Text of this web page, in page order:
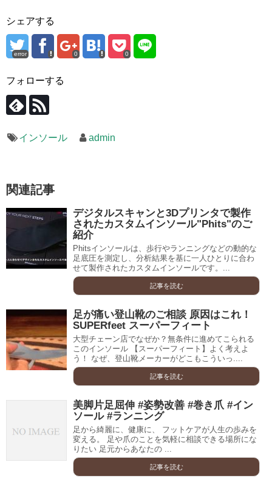
シェアする
error 0 0
フォローする
インソール admin
関連記事
デジタルスキャンと3Dプリンタで製作
されたカスタムインソール"Phits"のご
紹介
Phitsインソールは、歩行やランニングなどの動的な
足底圧を測定し、分析結果を基に一人ひとりに合わ
せて製作されたカスタムインソールです。...
記事を読む
足が痛い登山靴のご相談 原因はこれ！
SUPERfeet スーパーフィート
大型チェーン店でなぜか？無条件に進めてこられる
このインソール 【スーパーフィート】よく考えよ
う！ なぜ、登山靴メーカーがどこもこういっ....
記事を読む
美脚片足屈伸 #姿勢改善 #巻き爪 #イン
ソール #ランニング
足から綺麗に、健康に、 フットケアが人生の歩みを
変える。 足や爪のことを気軽に相談できる場所にな
りたい 足元からあなたの ...
記事を読む